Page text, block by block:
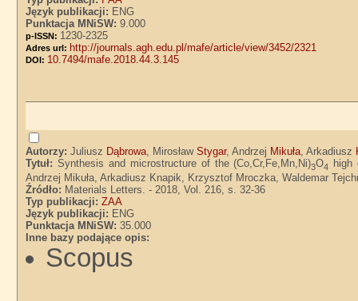
Język publikacji: ENG
Punktacja MNiSW:9.000
p-ISSN: 1230-2325
Adres url: http://journals.agh.edu.pl/mafe/article/view/3452/2321
DOI: 10.7494/mafe.2018.44.3.145
Autorzy:Juliusz Dąbrowa , MirosławStygar, Andrzej Mikuła , Arkadiusz
Tytuł:Synthesis and microstructure of the (Co,Cr,Fe,Mn,Ni)3O4
high
Andrzej Mikuła, Arkadiusz Knapik, Krzysztof Mroczka, Waldemar
Źródło: Materials Letters. - 2018, Vol. 216, s. 32-36
Typ publikacji:ZAA
Język publikacji: ENG
Punktacja MNiSW:35.000
Inne bazy podające opis:
Scopus